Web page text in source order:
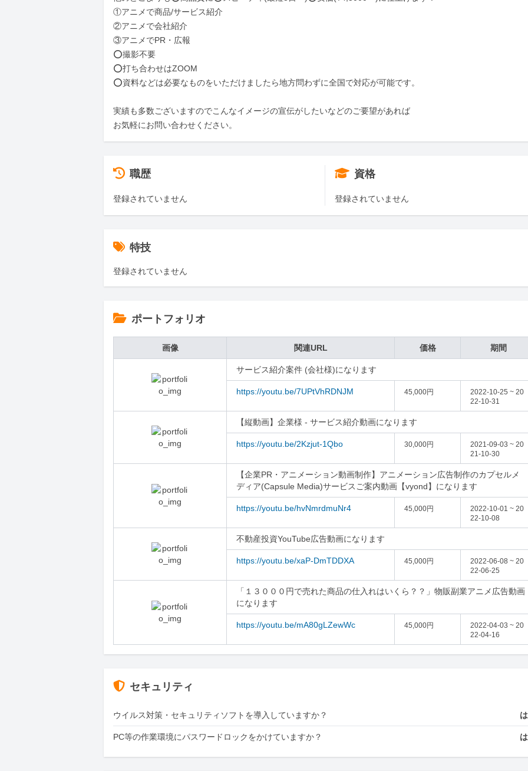
①アニメで商品/サービス紹介
②アニメで会社紹介
③アニメでPR・広報
⭕️撮影不要
⭕️打ち合わせはZOOM
⭕️資料などは必要なものをいただけましたら地方問わずに全国で対応が可能です。
実績も多数ございますのでこんなイメージの宣伝がしたいなどのご要望があれば
お気軽にお問い合わせください。
職歴
登録されていません
資格
登録されていません
特技
登録されていません
ポートフォリオ
画像 関連URL 価格 期間
サービス紹介案件 (会社様)になります
https://youtu.be/7UPtVhRDNJM 45,000円
2022-10-25 ~ 20
22-10-31
【縦動画】企業様 - サービス紹介動画になります
https://youtu.be/2Kzjut-1Qbo 30,000円
2021-09-03 ~ 20
21-10-30
【企業PR・アニメーション動画制作】アニメーション広告制作のカプセルメ
ディア(Capsule Media)サービスご案内動画【vyond】になります
https://youtu.be/hvNmrdmuNr4 45,000円
2022-10-01 ~ 20
22-10-08
不動産投資YouTube広告動画になります
https://youtu.be/xaP-DmTDDXA 45,000円
2022-06-08 ~ 20
22-06-25
「１３０００円で売れた商品の仕入れはいくら？？」物販副業アニメ広告動画
になります
https://youtu.be/mA80gLZewWc 45,000円
2022-04-03 ~ 20
22-04-16
セキュリティ
ウイルス対策・セキュリティソフトを導入していますか？
PC等の作業環境にパスワードロックをかけていますか？